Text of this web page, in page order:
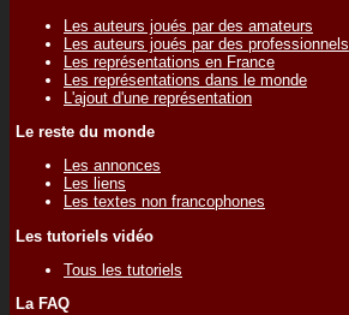
Les auteurs joués par des amateurs
Les auteurs joués par des professionnels
Les représentations en France
Les représentations dans le monde
L'ajout d'une représentation
Le reste du monde
Les annonces
Les liens
Les textes non francophones
Les tutoriels vidéo
Tous les tutoriels
La FAQ